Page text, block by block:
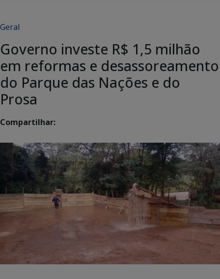
Geral
Governo investe R$ 1,5 milhão
em reformas e desassoreamento
do Parque das Nações e do
Prosa
Compartilhar: